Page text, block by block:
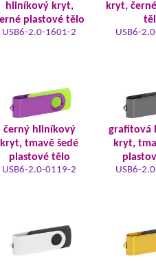
hliníkový kryt,
plastové tělo
USB6-2.0-1601-2
kryt,
USB6-
černý hliníkový
kryt, tmavě šedé
plastové tělo
USB6-2.0-0119-2
grafitová
kryt,
USB6-